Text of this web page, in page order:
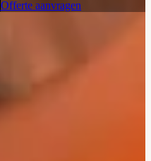
Offerte aanvragen